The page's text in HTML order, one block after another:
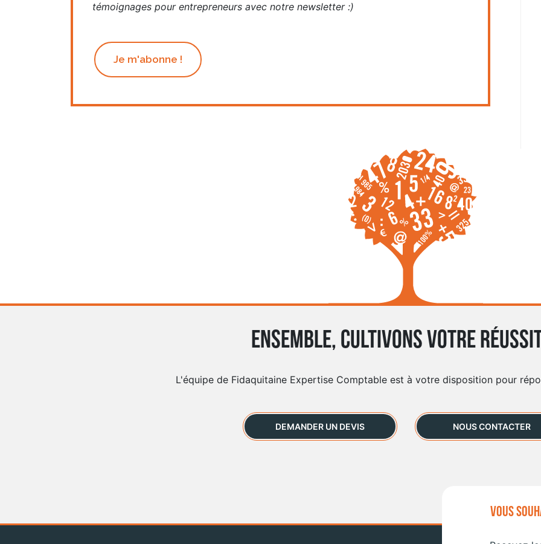
témoignages pour entrepreneurs avec notre newsletter :)
Je m'abonne !
Ensemble, cultivons votre
L'équipe de Fidaquitaine Expertise Comptable est à votre disposition pour
DEMANDER UN DEVIS NOUS CONTACTER
VOUS